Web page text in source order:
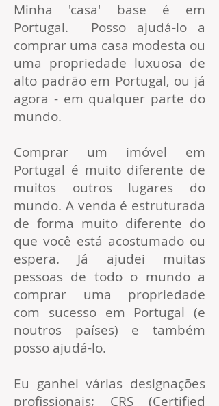
Minha 'casa' base é em
Portugal. Posso ajudá-lo a
comprar uma casa modesta ou
uma propriedade luxuosa de
alto padrão em Portugal, ou já
agora - em qualquer parte do
mundo.
Comprar um imóvel em
Portugal é muito diferente de
muitos outros lugares do
mundo. A venda é estruturada
de forma muito diferente do
que você está acostumado ou
espera. Já ajudei muitas
pessoas de todo o mundo a
comprar uma propriedade
com sucesso em Portugal (e
noutros países) e também
posso ajudá-lo.
Eu ganhei várias designações
profissionais; CRS (Certified